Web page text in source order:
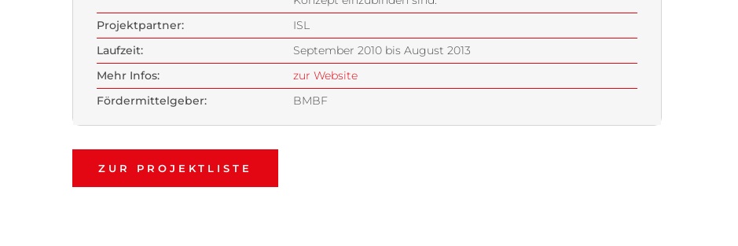
Projektpartner:
ISL
Laufzeit:
September 2010 bis August 2013
Mehr Infos:
zur Website
Fördermittelgeber:
BMBF
ZUR PROJEKTLISTE